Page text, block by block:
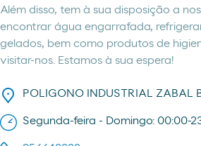
Além disso, tem à sua disposição a
encontrar água engarrafada,
gelados, bem como produtos de
visitar-nos. Estamos à sua espera!
POLIGONO INDUSTRIAL ZABAL
Segunda-feira - Domingo: 00:00-